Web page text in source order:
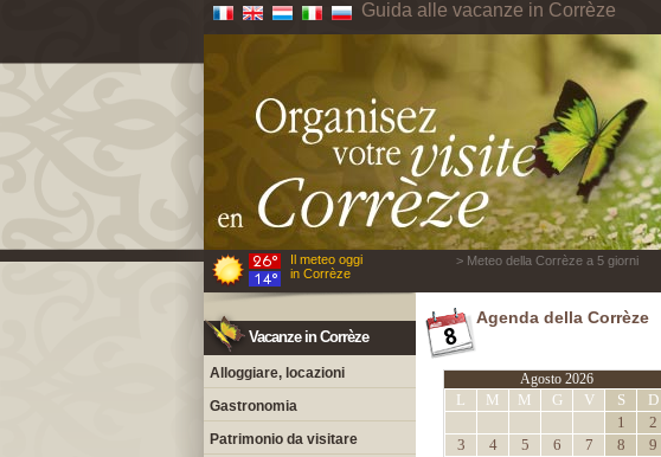
Guida alle vacanze in Corrèze
Il meteo oggi
in Corrèze
> Meteo della Corrèze a 5 giorni
Vacanze in Corrèze
Alloggiare, locazioni
Gastronomia
Patrimonio da visitare
Agenda della Corrèze
Agosto 2026
L M M G V S
D
1
2
3
4 5 6 7 8
9